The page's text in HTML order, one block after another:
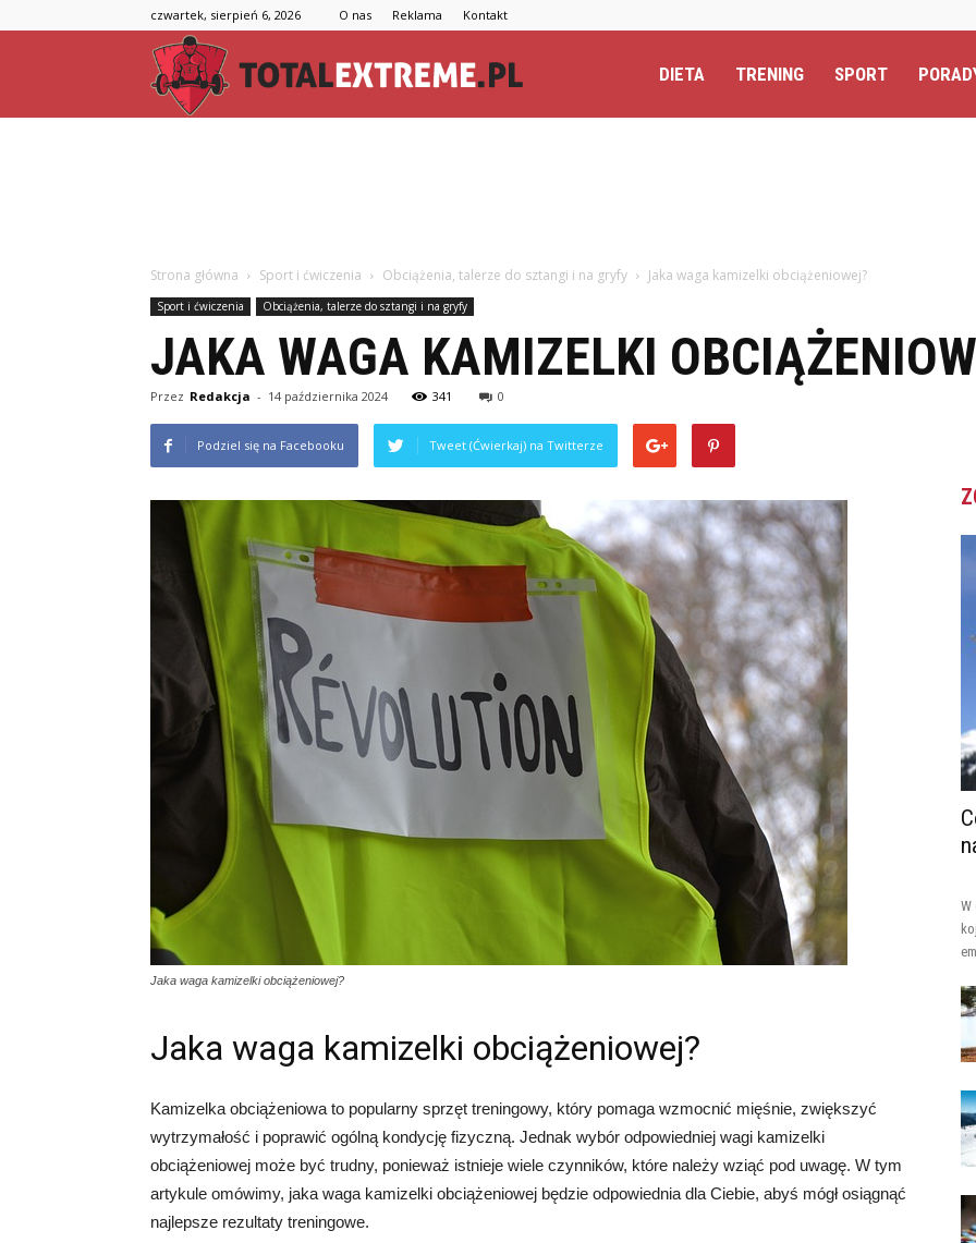
czwartek, sierpień 6, 2026 O nas Reklama Kontakt
DIETA TRENING SPORT
Strona główna Sport i ćwiczenia Obciążenia, talerze do sztangi i na gryfy Jaka waga kamizelki obciążeniowej?
Sport i ćwiczenia Obciążenia, talerze do sztangi i na gryfy
JAKA WAGA KAMIZELKI
Przez Redakcja - 14 października 2024 341 0
Podziel się na Facebooku Tweet (Ćwierkaj) na Twitterze
Jaka waga kamizelki obciążeniowej?
Jaka waga kamizelki obciążeniowej?
Kamizelka obciążeniowa to popularny sprzęt treningowy, który pomaga wzmocnić mięśnie, zwiększyć
wytrzymałość i poprawić ogólną kondycję fizyczną. Jednak wybór odpowiedniej wagi kamizelki
obciążeniowej może być trudny, ponieważ istnieje wiele czynników, które należy wziąć pod uwagę. W tym
artykule omówimy, jaka waga kamizelki obciążeniowej będzie odpowiednia dla Ciebie, abyś mógł osiągnąć
najlepsze rezultaty treningowe.
W